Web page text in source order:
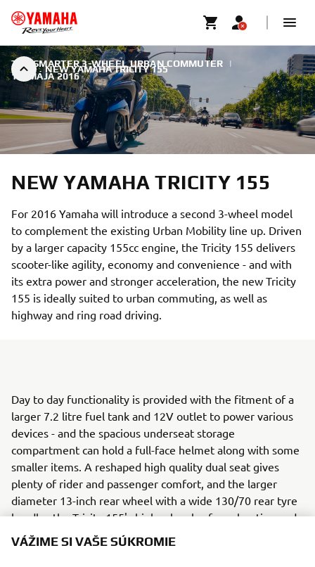
NEW YAMAHA TRICITY 155
THE SMARTER 3-WHEEL URBAN COMMUTER
|
19. MÁJA 2016
NEW YAMAHA TRICITY 155
For 2016 Yamaha will introduce a second 3-wheel model
to complement the existing Urban Mobility line up. Driven
by a larger capacity 155cc engine, the Tricity 155 delivers
scooter-like agility, economy and convenience - and with
its extra power and stronger acceleration, the new Tricity
155 is ideally suited to urban commuting, as well as
highway and ring road driving.
Day to day functionality is provided with the fitment of a
larger 7.2 litre fuel tank and 12V outlet to power various
devices - and the spacious underseat storage
compartment can hold a full-face helmet along with some
smaller items. A reshaped high quality dual seat gives
plenty of rider and passenger comfort, and the larger
diameter 13-inch rear wheel with a wide 130/70 rear tyre
handles the Tricity 155's higher levels of acceleration and
top speed.
VÁŽIME SI VAŠE SÚKROMIE